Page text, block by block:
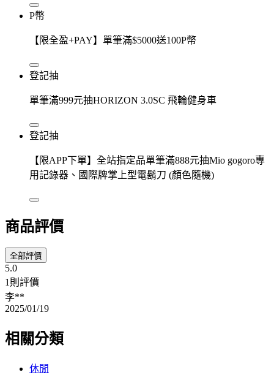
P幣
【限全盈+PAY】單筆滿$5000送100P幣
登記抽
單筆滿999元抽HORIZON 3.0SC 飛輪健身車
登記抽
【限APP下單】全站指定品單筆滿888元抽Mio gogoro專
用記錄器、國際牌掌上型電鬍刀 (顏色隨機)
商品評價
全部評價
5.0
1則評價
李**
2025/01/19
相關分類
休閒